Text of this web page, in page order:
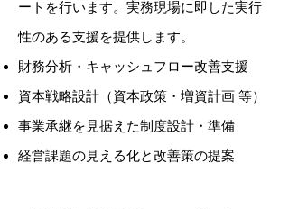
ートを行います。実務現場に即した実行
性のある支援を提供します。
財務分析・キャッシュフロー改善支援
資本戦略設計（資本政策・増資計画 等）
事業承継を見据えた制度設計・準備
​経営課題の見える化と改善策の提案